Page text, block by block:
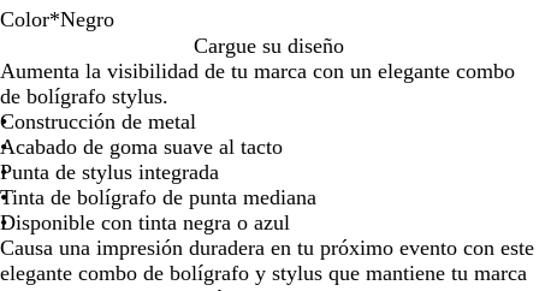
para
arrastrar
arrastrar
arrastrar
Color*Negro
o
j
o
o
r
a
d
o
r
i
s
t
o
p
o
e
r
d
e
z
u
l
e
g
r
o
Cargue su diseño
Aumenta la visibilidad de tu marca con un elegante combo
de bolígrafo stylus.
Construcción de metal
Acabado de goma suave al tacto
Punta de stylus integrada
Tinta de bolígrafo de punta mediana
Disponible con tinta negra o azul
Causa una impresión duradera en tu próximo evento con este
elegante combo de bolígrafo y stylus que mantiene tu marca